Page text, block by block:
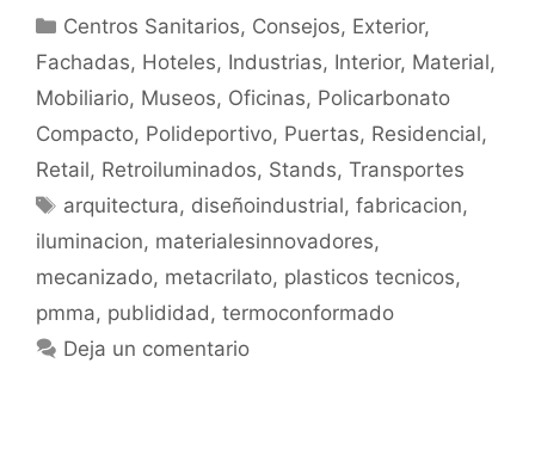
Centros Sanitarios, Consejos, Exterior,
Fachadas, Hoteles, Industrias, Interior, Material,
Mobiliario, Museos, Oficinas, Policarbonato
Compacto, Polideportivo, Puertas, Residencial,
Retail, Retroiluminados, Stands, Transportes
arquitectura, diseñoindustrial,fabricacion,
iluminacion, materialesinnovadores,
mecanizado, metacrilato, plasticos tecnicos,
pmma, publididad , termoconformado
Deja un comentario